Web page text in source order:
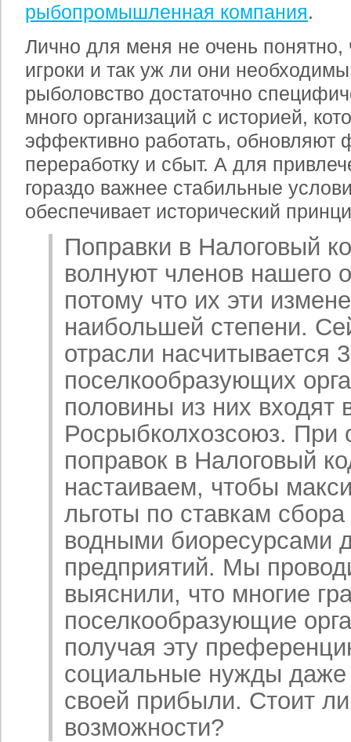
рыбопромышленная компания.
Лично для меня не очень понятно,
игроки и так уж ли они
рыболовство достаточно
много организаций с историей,
эффективно работать, обновляют
переработку и сбыт. А для
гораздо важнее стабильные
обеспечивает исторический
Поправки в Налоговый
волнуют членов нашего
потому что их эти
наибольшей степени.
отрасли насчитывается
поселкообразующих
половины из них входят
Росрыбколхозсоюз. При
поправок в Налоговый
настаиваем, чтобы
льготы по ставкам
водными биоресурсами
предприятий. Мы
выяснили, что многие
поселкообразующие
получая эту
социальные нужды
своей прибыли. Стоит
возможности?